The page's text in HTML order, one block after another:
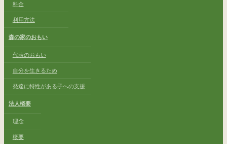
料金
利用方法
森の家のおもい
代表のおもい
自分を生きるため
発達に特性がある子への支援
法人概要
理念
概要